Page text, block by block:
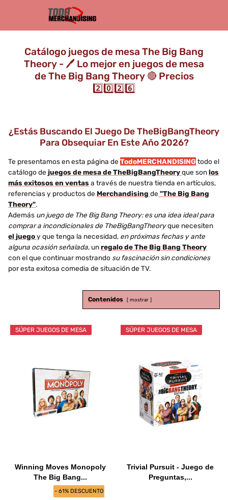
Catálogo juegos de mesa The Big Bang
Theory - 🖊️ Lo mejor en juegos de mesa
de The Big Bang Theory 🔴 Precios
2️⃣0️⃣2️⃣6️⃣
¿Estás Buscando El Juego De TheBigBangTheory
Para Obsequiar En Este Año 2026?
Te presentamos en esta página de TodoMERCHANDISINGtodo el
catálogo de juegos de mesa de TheBigBangTheoryque sonlos
más exitosos en ventas a través de nuestra tienda en artículos,
referencias y productos de Merchandising de "The Big Bang
Theory".
Además un juego de The Big Bang Theory: es una idea ideal para
comprar a incondicionales de TheBigBangTheoryque necesiten
el juegoy que tenga la necesidad, en próximas fechas y ante
alguna ocasión señalada, unregalo de The Big Bang Theory
con el que continuar mostrando su fascinación sin condiciones
por esta exitosa comedia de situación de TV.
Contenidos mostrar
- 61% DESCUENTO
SÚPER JUEGOS DE MESA
Winning Moves Monopoly
The Big Bang...
SÚPER JUEGOS DE MESA
Trivial Pursuit - Juego de
Preguntas,...